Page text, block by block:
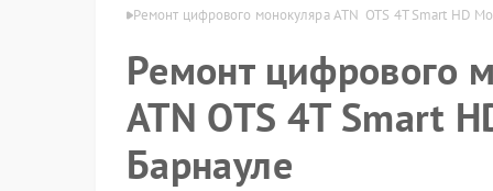
Ремонт цифрового монокуляра ATN  OTS 4T Smart HD
Ремонт цифрового
ATN OTS 4T Smart
Барнауле